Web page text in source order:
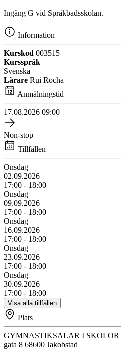
Ingång G vid Språkbadsskolan.
Information
Kurskod 003515
Kursspråk
Svenska
Lärare Rui Rocha
Anmälningstid
17.08.2026 09:00
Non-stop
Tillfällen
Onsdag
02.09.2026
17:00 - 18:00
Onsdag
09.09.2026
17:00 - 18:00
Onsdag
16.09.2026
17:00 - 18:00
Onsdag
23.09.2026
17:00 - 18:00
Onsdag
30.09.2026
17:00 - 18:00
Visa alla tillfällen
Plats
GYMNASTIKSALAR I SKOLOR
gata 8 68600 Jakobstad